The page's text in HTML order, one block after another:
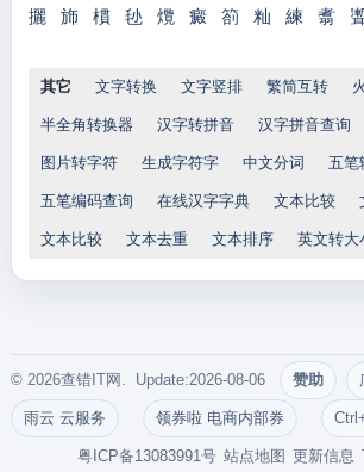
攦
斾 樌 毜 爦 癜 箚 籼 練 翥
其它 文字转换 文字竖排 繁简互转
半全角转换器 汉字转拼音 汉字拼音查询
图片转字符 生成字符字 中文分词 五笔
五笔编码查询 在线汉字字典 文本比较
文本比较 文本去重 文本排序 英文转大
© 2026查错IT网. Update:2026-08-06 赞助
雨云 云服务 领券啦 电商内部券
更新信息
站点地图
粤ICP备13083991号